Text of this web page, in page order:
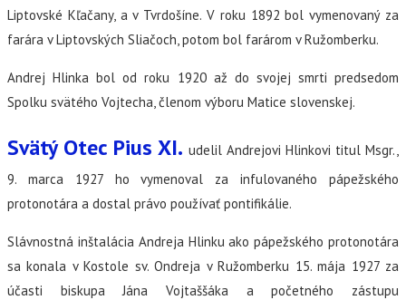
Liptovské Kľačany, a v Tvrdošíne. V roku 1892 bol vymenovaný za
farára v Liptovských Sliačoch, potom bol farárom v Ružomberku.
Andrej Hlinka bol od roku 1920 až do svojej smrti predsedom
Spolku svätého Vojtecha, členom výboru Matice slovenskej.
Svätý Otec Pius XI. udelil Andrejovi Hlinkovi titul Msgr.,
9. marca 1927 ho vymenoval za infulovaného pápežského
protonotára a dostal právo používať pontifikálie.
Slávnostná inštalácia Andreja Hlinku ako pápežského protonotára
sa konala v Kostole sv. Ondreja v Ružomberku 15. mája 1927 za
účasti biskupa Jána Vojtaššáka a početného zástupu